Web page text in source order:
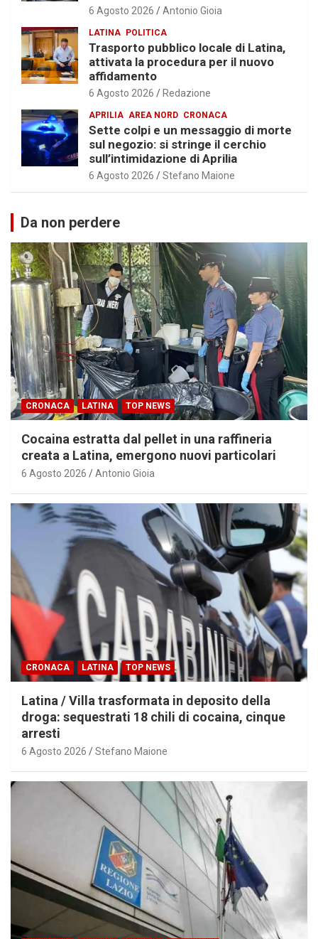
6 Agosto 2026 Antonio Gioia
LATINA POLITICA
Trasporto pubblico locale di Latina,
attivata la procedura per il nuovo
affidamento
6 Agosto 2026 Redazione
APRILIA AREA NORD CRONACA
Sette colpi e un messaggio di morte
sul negozio: si stringe il cerchio
sull’intimidazione di Aprilia
6 Agosto 2026 Stefano Maione
Da non perdere
CRONACA LATINA TOP NEWS
Cocaina estratta dal pellet in una raffineria
creata a Latina, emergono nuovi particolari
6 Agosto 2026 Antonio Gioia
CRONACA LATINA TOP NEWS
Latina / Villa trasformata in deposito della
droga: sequestrati 18 chili di cocaina, cinque
arresti
6 Agosto 2026 Stefano Maione